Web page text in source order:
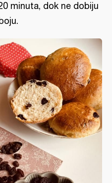
minuta, dok ne dobiju